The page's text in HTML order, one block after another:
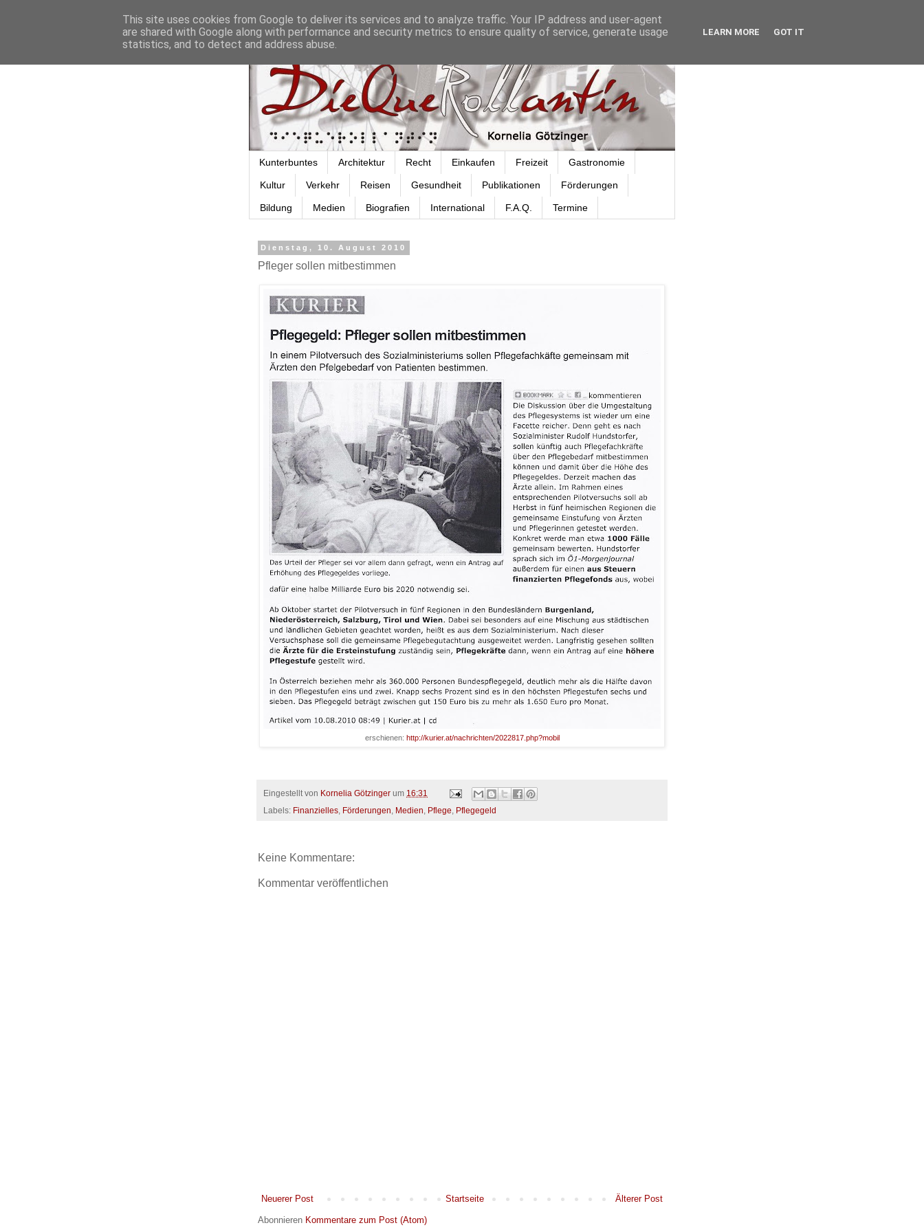
Kunterbuntes Architektur Recht Einkaufen Freizeit Gastronomie
Kultur Verkehr Reisen Gesundheit Publikationen Förderungen
Bildung Medien Biografien International F.A.Q. Termine
Dienstag, 10. August 2010
Pfleger sollen mitbestimmen
erschienen: http://kurier.at/nachrichten/2022817.php?mobil
Eingestellt von Kornelia Götzinger um 16:31
Labels: Finanzielles Förderungen Medien Pflege Pflegegeld
Keine Kommentare:
Kommentar veröffentlichen
Neuerer Post Älterer Post
Startseite
Abonnieren Kommentare zum Post (Atom)
This site uses cookies from Google to deliver its services and to analyze traffic. Your IP address and user-agent
are shared with Google along with performance and security metrics to ensure quality of service, generate usage
statistics, and to detect and address abuse.
LEARN MORE GOT IT